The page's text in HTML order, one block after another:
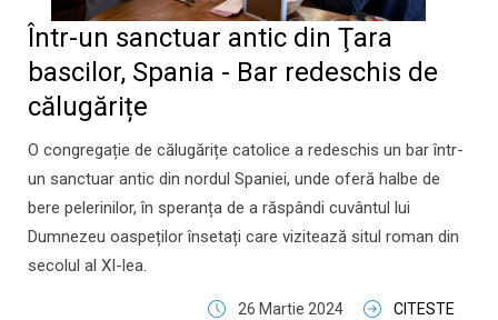
Într-un sanctuar antic din Ţara
bascilor, Spania - Bar redeschis de
călugărițe
O congregație de călugărițe catolice a redeschis un bar într-
un sanctuar antic din nordul Spaniei, unde oferă halbe de
bere pelerinilor, în speranța de a răspândi cuvântul lui
Dumnezeu oaspeților însetați care vizitează situl roman din
secolul al XI-lea.
26 Martie 2024 CITESTE